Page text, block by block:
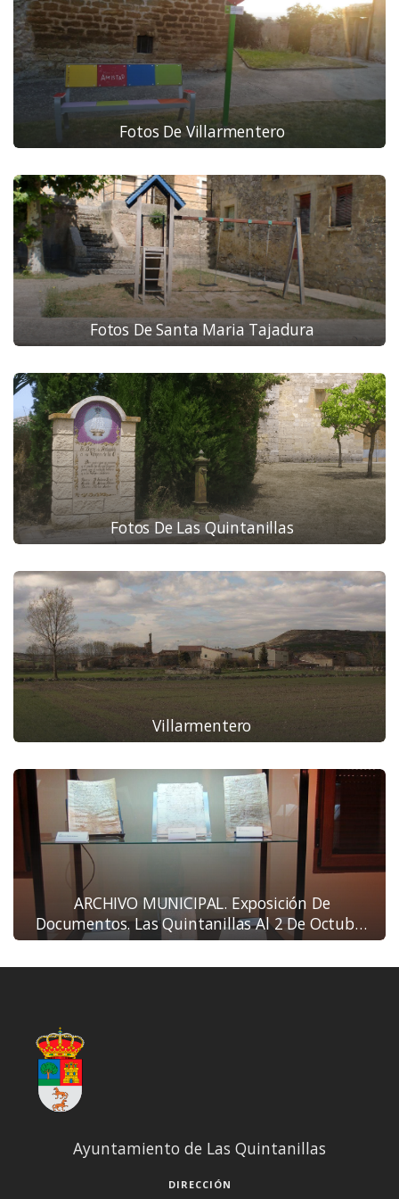
Fotos De Villarmentero
Fotos De Santa Maria Tajadura
Fotos De Las Quintanillas
Villarmentero
ARCHIVO MUNICIPAL. Exposición De
Documentos. Las Quintanillas Al 2 De Octubre
De 2011
Ayuntamiento de Las Quintanillas
DIRECCIÓN